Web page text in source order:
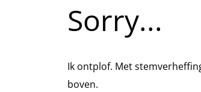
Sorry...
Ik ontplof. Met
boven.